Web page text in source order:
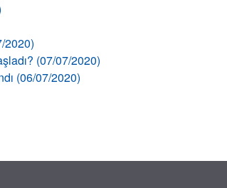
2020)
(07/07/2020)
(06/07/2020)